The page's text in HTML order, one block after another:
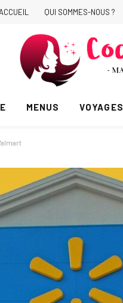
QUI SOMMES-NOUS ?
MENUS VOYAGES